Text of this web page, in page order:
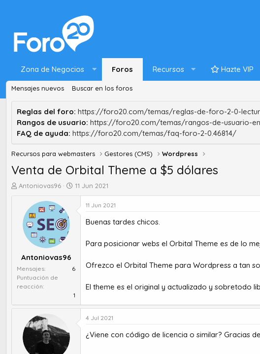
Zona de Negocios Foros Recursos Hazte VIP
Mensajes nuevos Buscar en los foros
Reglas del foro: https://foro20.com/temas/reglas-de-foro-2-0-
Rangos de usuario: https://foro20.com/temas/rangos-de-usuario-
FAQ de ayuda: https://foro20.com/temas/faq-foro-2-0.46814/
Recursos para webmasters Gestores (CMS) Wordpress
Venta de Orbital Theme a $5 dólares
A
e
m
a
Antoniovas96
F
i
o
11 Jun 2021
Antoniovas96
Mensajes
6
Puntuación de
reacción
1
11 Jun 2021
Buenas tardes chicos.
Para posicionar webs el Orbital Theme es de lo
Ofrezco el Orbital Theme para Wordpress a tan
El theme es el original y actualizado y sobretodo
4 Jul 2021
¿Viene con código de licencia o similar? Gracias